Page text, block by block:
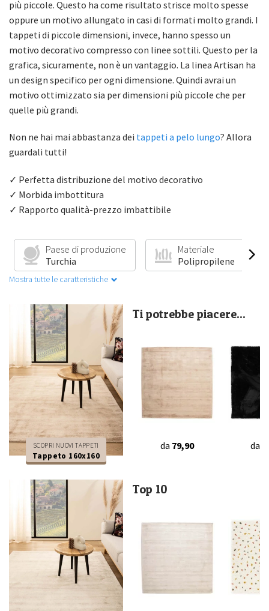
più piccole. Questo ha come risultato strisce molto spesse
oppure un motivo allungato in casi di formati molto grandi. I
tappeti di piccole dimensioni, invece, hanno spesso un
motivo decorativo compresso con linee sottili. Questo per la
grafica, sicuramente, non è un vantaggio. La linea Artisan ha
un design specifico per ogni dimensione. Quindi avrai un
motivo ottimizzato sia per dimensioni più piccole che per
quelle più grandi.
Non ne hai mai abbastanza dei tappeti a pelo lungo? Allora
guardali tutti!
✓ Perfetta distribuzione del motivo decorativo
✓ Morbida imbottitura
✓ Rapporto qualità-prezzo imbattibile
Paese di produzione
Turchia
Materiale
Polipropilene
Mostra tutte le caratteristiche
SCOPRI NUOVI TAPPETI
Tappeto 160x160
Ti potrebbe piacere...
da 79,90 da
Top 10